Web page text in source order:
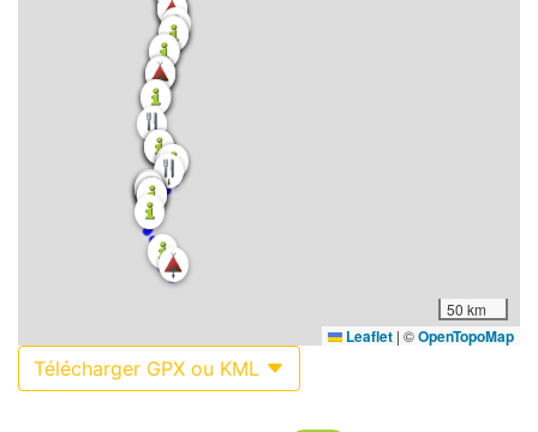
50 km
Leaflet | ©OpenTopoMap
Télécharger GPX ou KML